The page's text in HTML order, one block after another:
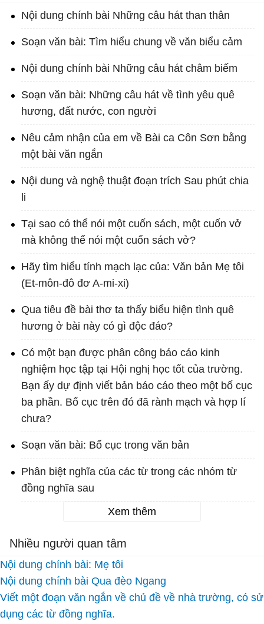
Nội dung chính bài Những câu hát than thân
Soạn văn bài: Tìm hiểu chung về văn biểu cảm
Nội dung chính bài Những câu hát châm biếm
Soạn văn bài: Những câu hát về tình yêu quê
hương, đất nước, con người
Nêu cảm nhận của em về Bài ca Côn Sơn bằng
một bài văn ngắn
Nội dung và nghệ thuật đoạn trích Sau phút chia
li
Tại sao có thể nói một cuốn sách, một cuốn vở
mà không thể nói một cuốn sách vở?
Hãy tìm hiểu tính mạch lạc của: Văn bản Mẹ tôi
(Et-môn-đô đơ A-mi-xi)
Qua tiêu đề bài thơ ta thấy biểu hiện tình quê
hương ở bài này có gì độc đáo?
Có một bạn được phân công báo cáo kinh
nghiệm học tập tại Hội nghị học tốt của trường.
Bạn ấy dự định viết bản báo cáo theo một bố cục
ba phần. Bố cục trên đó đã rành mạch và hợp lí
chưa?
Soạn văn bài: Bố cục trong văn bản
Phân biệt nghĩa của các từ trong các nhóm từ
đồng nghĩa sau
Xem thêm
Nhiều người quan tâm
Nội dung chính bài: Mẹ tôi
Nội dung chính bài Qua đèo Ngang
Viết một đoạn văn ngắn về chủ đề về nhà trường, có sử
dụng các từ đồng nghĩa.